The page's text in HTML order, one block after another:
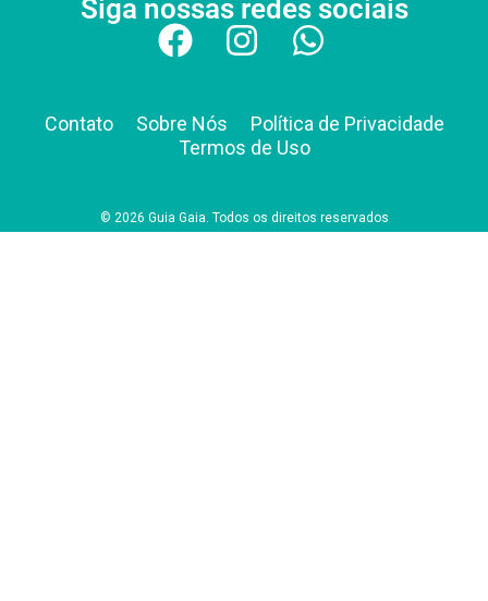
Siga nossas redes sociais
Contato Sobre Nós
Política de Privacidade
Termos de Uso
© 2026 Guia Gaia. Todos os direitos reservados